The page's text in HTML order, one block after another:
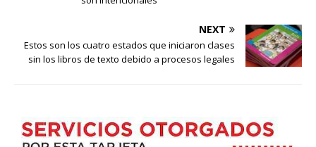
NEXT
Estos son los cuatro estados que iniciaron clases
sin los libros de texto debido a procesos legales